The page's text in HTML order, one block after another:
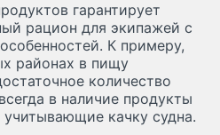
гарантирует
рацион для экипажей с
К примеру,
районах в пищу
количество
в наличие продукты
качку судна.